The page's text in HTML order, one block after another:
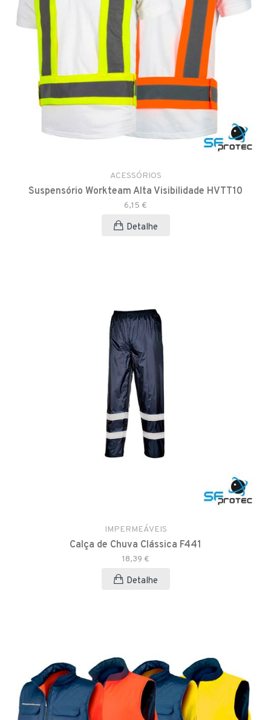
ACESSÓRIOS
Suspensório Workteam Alta Visibilidade HVTT10
6,15 €
Detalhe
IMPERMEÁVEIS
Calça de Chuva Clássica F441
18,39 €
Detalhe